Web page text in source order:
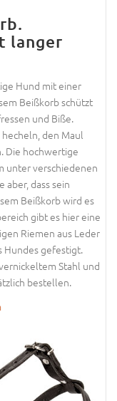
langer
Hund mit einer
Beißkorb schützt
und Biße.
den Maul
Die hochwertige
unter verschiedenen
dass sein
Beißkorb wird es
gibt es hier eine
Riemen aus Leder
Hundes gefestigt.
Stahl und
bestellen.